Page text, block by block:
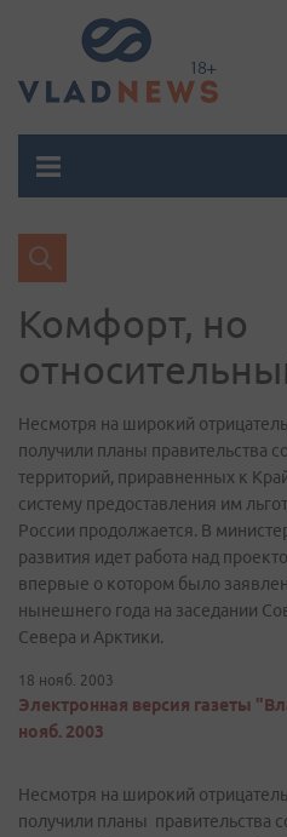
Комфорт, но
Несмотря на широкий
получили планы правительства
территорий, приравненных к
систему предоставления им
России продолжается. В
развития идет работа над
впервые о котором было
нынешнего года на заседании
Севера и Арктики.
18 нояб. 2003
Электронная версия газеты
нояб. 2003
Несмотря на широкий
получили планы правительства